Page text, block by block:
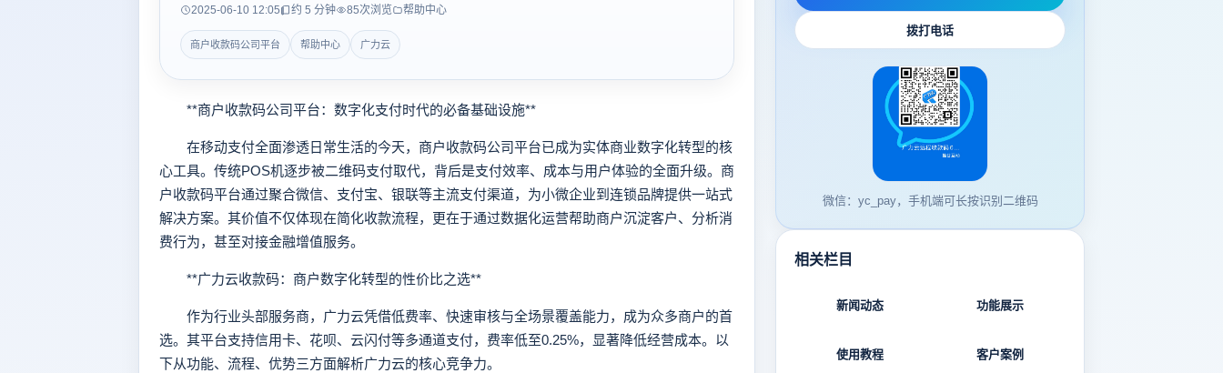
2025-06-10 12:05 约 5 分钟 85次浏览 帮助中心
商户收款码公司平台 帮助中心 广力云
**商户收款码公司平台：数字化支付时代的必备基础设施**
在移动支付全面渗透日常生活的今天，商户收款码公司平台已成为实体商业数字化转型的核
心工具。传统POS机逐步被二维码支付取代，背后是支付效率、成本与用户体验的全面升级。商
户收款码平台通过聚合微信、支付宝、银联等主流支付渠道，为小微企业到连锁品牌提供一站式
解决方案。其价值不仅体现在简化收款流程，更在于通过数据化运营帮助商户沉淀客户、分析消
费行为，甚至对接金融增值服务。
**广力云收款码：商户数字化转型的性价比之选**
作为行业头部服务商，广力云凭借低费率、快速审核与全场景覆盖能力，成为众多商户的首
选。其平台支持信用卡、花呗、云闪付等多通道支付，费率低至0.25%，显著降低经营成本。以
下从功能、流程、优势三方面解析广力云的核心竞争力。
拨打电话
微信：yc_pay，手机端可长按识别二维码
相关栏目
新闻动态 功能展示
使用教程 客户案例